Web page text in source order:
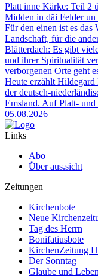
Platt inne Kärke: Teil 2
Midden in däi Felder un
Für den einen ist es das
Landschaft, für die
Blätterdach: Es gibt
und ihrer Spiritualität
verborgenen Orte geht
Heute erzählt
der deutsch-
Emsland. Auf Platt- und
05.08.2026
Links
Abo
Über aus.sicht
Zeitungen
Kirchenbote
Neue
Tag des Herrn
Bonifatiusbote
KirchenZeitung
Der Sonntag
Glaube und Leben